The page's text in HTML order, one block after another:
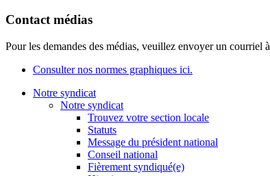
Contact médias
Pour les demandes des médias, veuillez envoyer un courriel à
Consulter nos normes graphiques ici.
Notre syndicat
Notre syndicat
Trouvez votre section locale
Statuts
Message du président national
Conseil national
Fièrement syndiqué(e)